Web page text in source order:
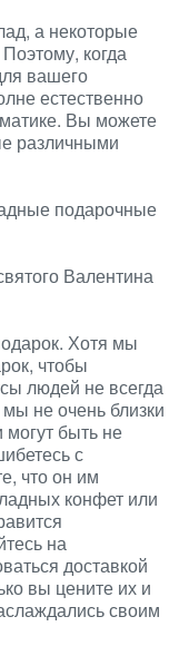
а некоторые
когда
вашего
естественно
Вы можете
различными
подарочные
Валентина
Хотя мы
чтобы
людей не всегда
не очень близки
быть не
с
что он им
конфет или
на
доставкой
вы цените их и
своим